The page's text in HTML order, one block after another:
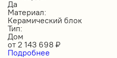
Да
Материал:
Керамический блок
Тип:
Дом
от 2 143 698 ₽
Подробнее